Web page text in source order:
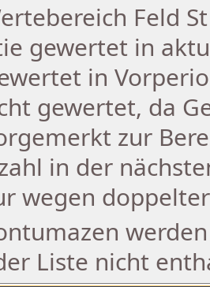
Feld
gewertet in
in
gewertet, da
zur
in der
wegen
Liste nicht